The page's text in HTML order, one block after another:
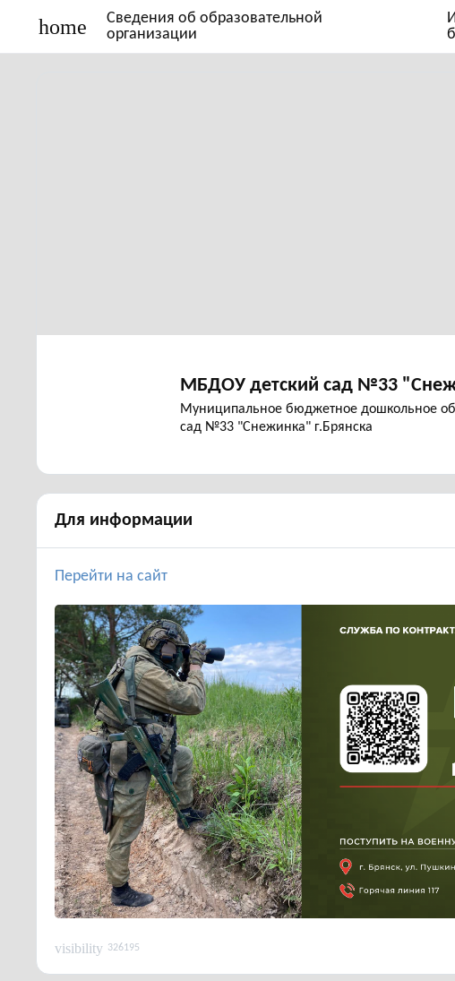
home
Сведения об образовательной
организации
МБДОУ детский сад №33
Муниципальное бюджетное дошкольное
сад №33 "Снежинка" г.Брянска
Для информации
Перейти на сайт
visibility 326195